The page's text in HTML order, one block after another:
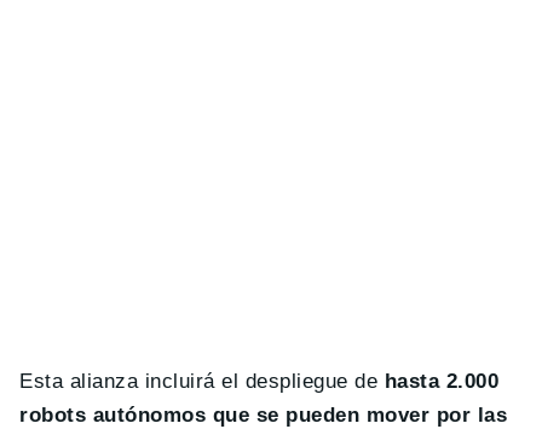
Esta alianza incluirá el despliegue de hasta 2.000
robots autónomos que se pueden mover por las